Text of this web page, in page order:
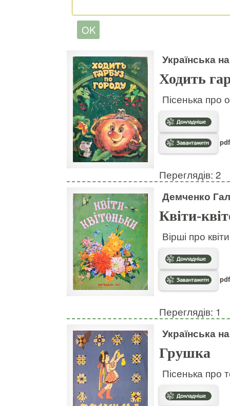
Українська
Ходить
Пісенька про
Переглядів: 2
Демченко
Квіти-
Вірші про
Переглядів: 1
Українська
Грушка
Пісенька про